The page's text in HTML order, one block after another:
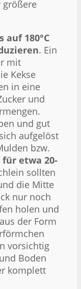
auf 180°C
. Ein
mit
Kekse
in eine
und
und gut
aufgelöst
bzw.
für etwa 20-
sollten
die Mitte
nur noch
holen und
der Form
vorsichtig
Boden
komplett